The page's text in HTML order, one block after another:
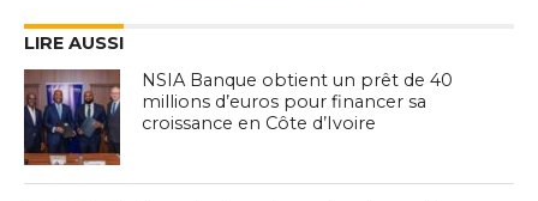
LIRE AUSSI
NSIA Banque obtient un prêt de 40
millions d’euros pour financer sa
croissance en Côte d’Ivoire